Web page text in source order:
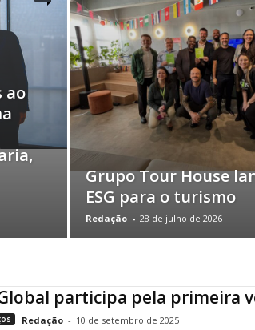
ao
Grupo Tour House
ESG para o turismo
Redação - 28 de julho de 2026
participa pela primeira
Redação - 10 de setembro de 2025